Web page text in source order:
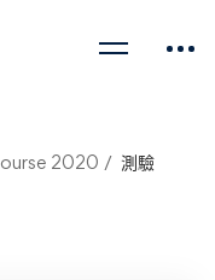
2020
測驗